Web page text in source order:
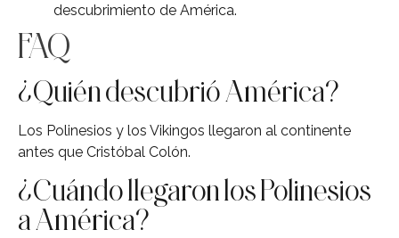
descubrimiento de América.
FAQ
¿Quién descubrió América?
Los Polinesios y los Vikingos llegaron al continente
antes que Cristóbal Colón.
¿Cuándo llegaron los Polinesios
a América?